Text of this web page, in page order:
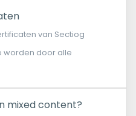
van Sectiog
worden door alle
mixed content?